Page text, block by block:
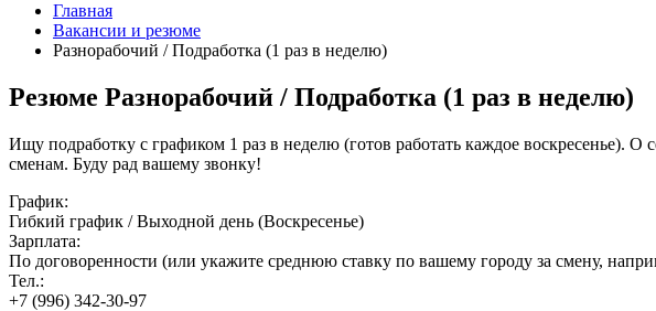
Главная
Вакансии и резюме
Разнорабочий / Подработка (1 раз в неделю)
Резюме Разнорабочий / Подработка (1 раз в неделю)
Ищу подработку с графиком 1 раз в неделю (готов работать каждое воскресенье).
сменам. Буду рад вашему звонку!
График:
Гибкий график / Выходной день (Воскресенье)
Зарплата:
По договоренности (или укажите среднюю ставку по вашему городу за смену,
Тел.:
+7 (996) 342-30-97